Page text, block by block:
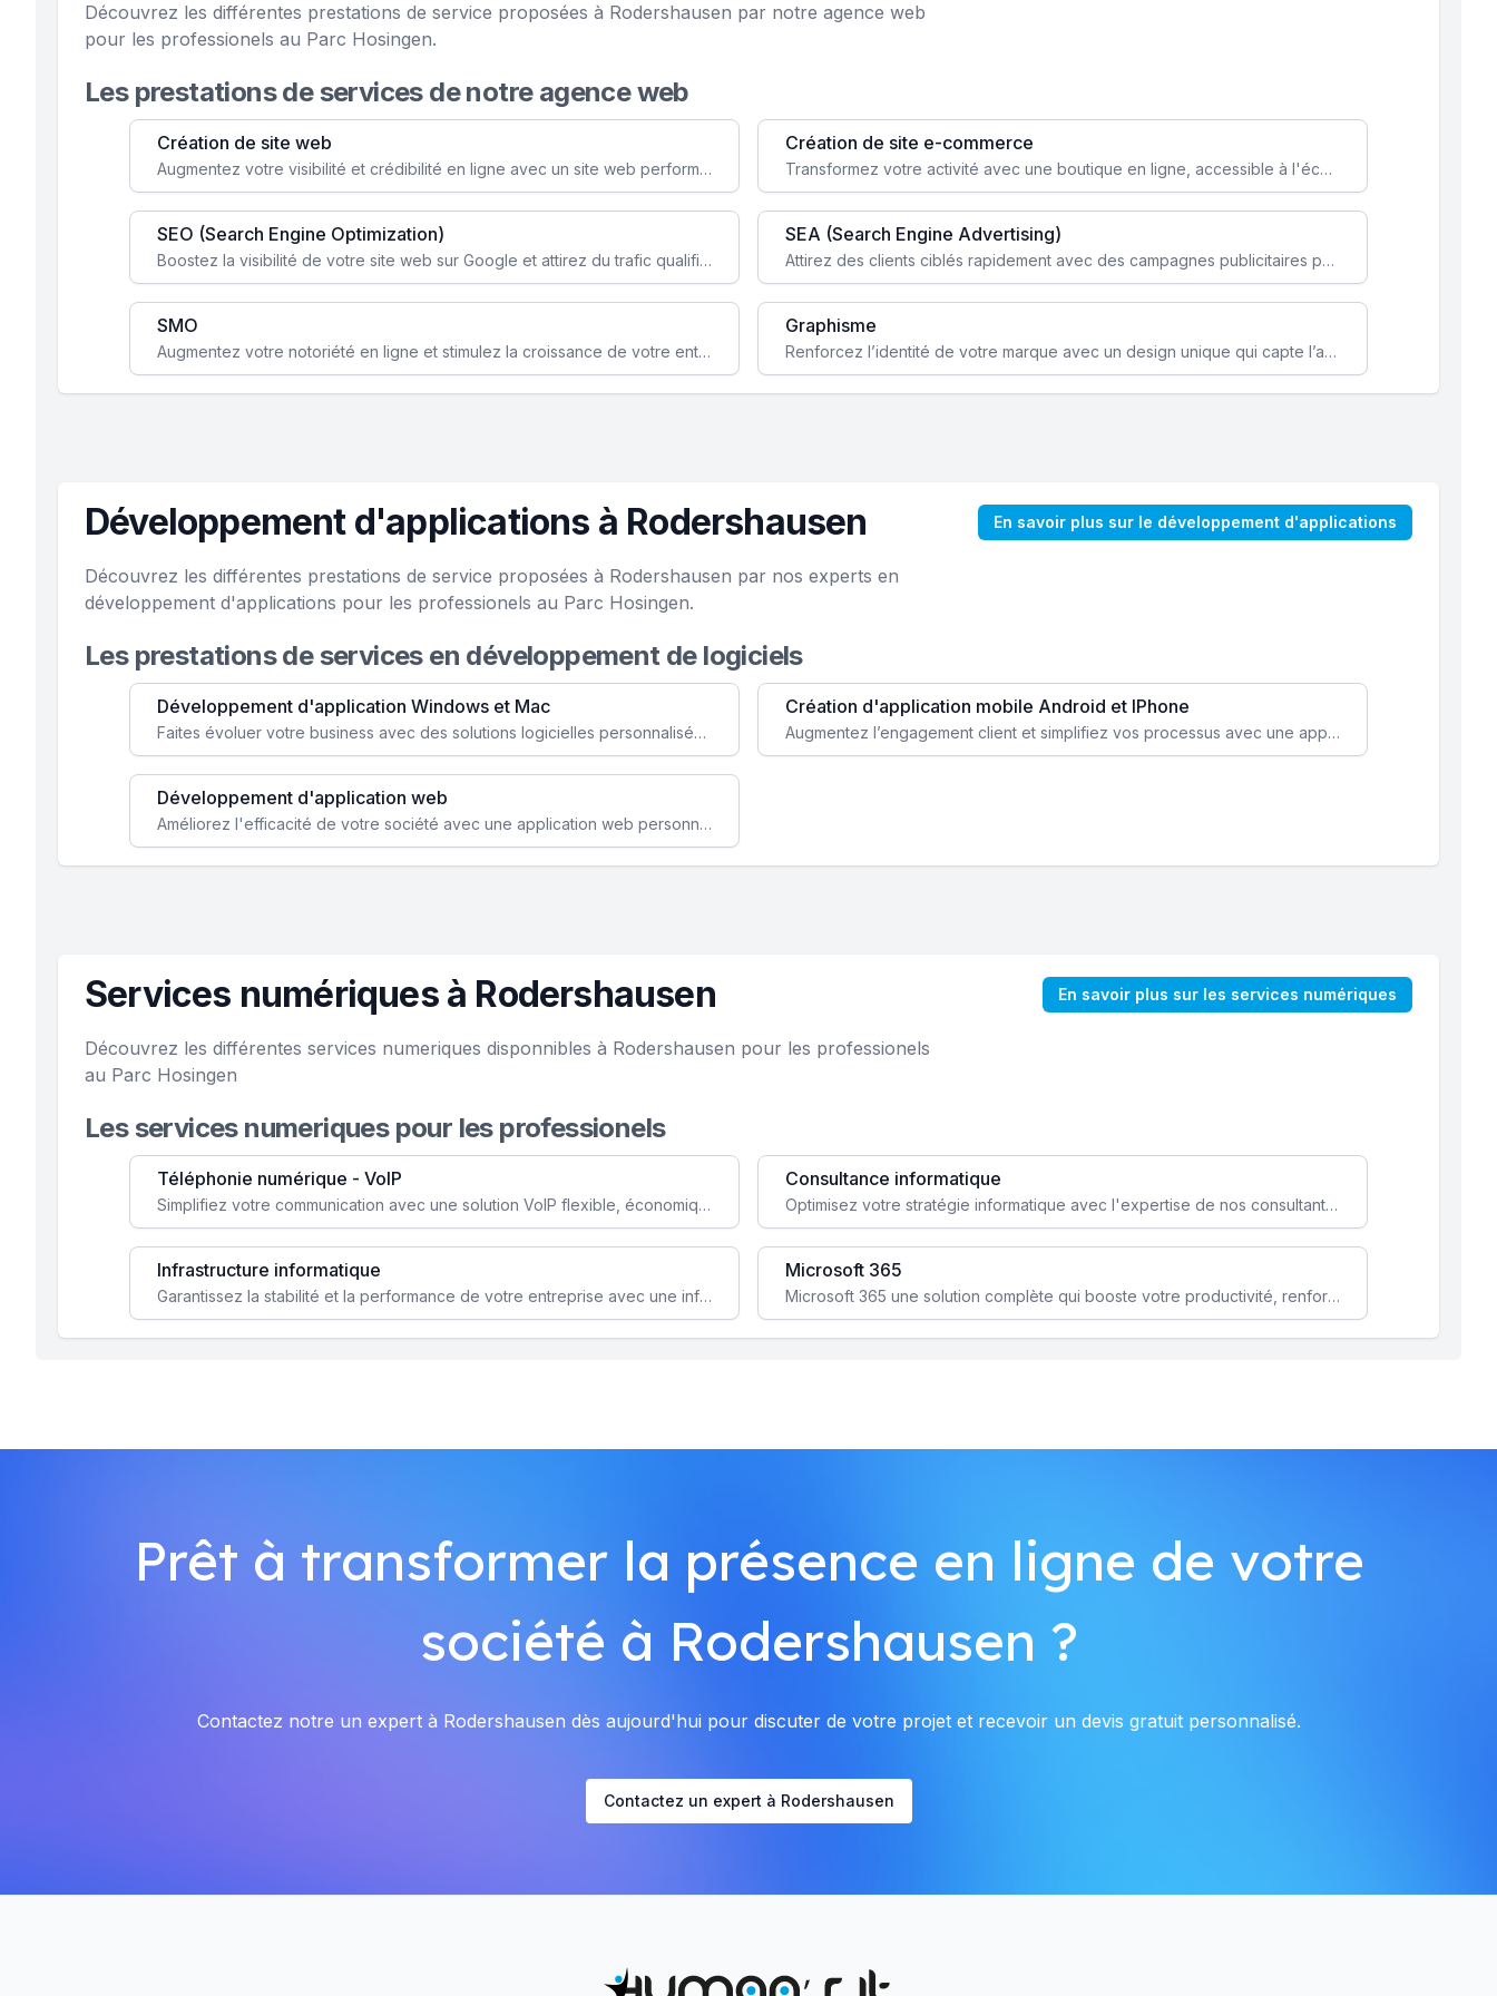
Découvrez les différentes prestations de service proposées à Rodershausen par notre agence web
pour les professionels au Parc Hosingen.
Les prestations de services de notre agence web
Création de site web
Augmentez votre visibilité et crédibilité en ligne avec un site web performant, conçu pour attirer plus de clients.
Création de site e-commerce
Transformez votre activité avec une boutique en ligne, accessible à l'échelle mondiale 24/7.
SEO (Search Engine Optimization)
Boostez la visibilité de votre site web sur Google et attirez du trafic qualifié grâce à nos stratégies SEO.
SEA (Search Engine Advertising)
Attirez des clients ciblés rapidement avec des campagnes publicitaires payantes optimisées pour vos objectifs.
SMO
Augmentez votre notoriété en ligne et stimulez la croissance de votre entreprise grâce à une stratégie sociale sur mesure.
Graphisme
Renforcez l’identité de votre marque avec un design unique qui capte l’attention et engage vos clients.
Développement d'applications à Rodershausen En savoir plus sur le développement d'applications
Découvrez les différentes prestations de service proposées à Rodershausen par nos experts en
développement d'applications pour les professionels au Parc Hosingen.
Les prestations de services en développement de logiciels
Développement d'application Windows et Mac
Faites évoluer votre business avec des solutions logicielles personnalisées, parfaitement adaptées à vos besoins spécifiques.
Création d'application mobile Android et IPhone
Augmentez l’engagement client et simplifiez vos processus avec une application mobile sur mesure, disponible sur iOS et Android.
Développement d'application web
Améliorez l'efficacité de votre société avec une application web personnalisée accessible partout et tout le temps.
Services numériques à Rodershausen En savoir plus sur les services numériques
Découvrez les différentes services numeriques disponnibles à Rodershausen pour les professionels
au Parc Hosingen
Les services numeriques pour les professionels
Téléphonie numérique - VoIP
Simplifiez votre communication avec une solution VoIP flexible, économique et adaptée à vos besoins professionnels.
Consultance informatique
Optimisez votre stratégie informatique avec l'expertise de nos consultants pour améliorer votre efficacité et sécurité.
Infrastructure informatique
Garantissez la stabilité et la performance de votre entreprise avec une infrastructure IT sécurisée et évolutive.
Microsoft 365
Microsoft 365 une solution complète qui booste votre productivité, renforce la sécurité de vos données et facilite la collaboration.
Prêt à transformer la présence en ligne de votre
société à Rodershausen ?
Contactez notre un expert à Rodershausen dès aujourd'hui pour discuter de votre projet et recevoir un devis gratuit personnalisé.
Contactez un expert à Rodershausen